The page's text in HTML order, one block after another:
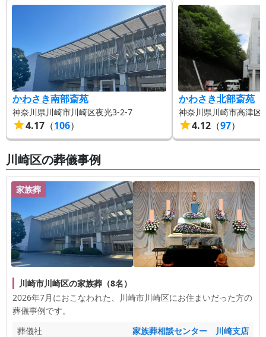
まだまだ慌ただしい日々が続くかと存じますが、ど
うかご無理をなさらず、ご自愛のほど心よりお祈り
申し上げます。
かわさき南部斎苑
神奈川県川崎市川崎区夜光3-2-7
4.17 （106）
かわさき北部斎苑
神奈川県川崎市高津区
4.12 （97）
川崎区の葬儀事例
家族葬
川崎市川崎区の家族葬（8名）
2026年7月におこなわれた、
川崎市川崎区にお住まいだった方の
葬儀事例です。
葬儀社
家族葬相談センター 川崎支店